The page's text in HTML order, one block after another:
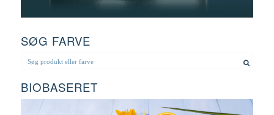
SØG FARVE
BIOBASERET